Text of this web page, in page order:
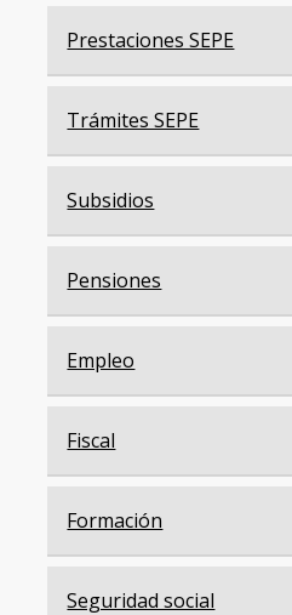
Prestaciones SEPE
Trámites SEPE
Subsidios
Pensiones
Empleo
Fiscal
Formación
Seguridad social